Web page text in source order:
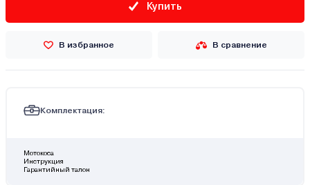
Купить
В избранное В сравнение
Комплектация:
Мотокоса
Инструкция
Гарантийный талон